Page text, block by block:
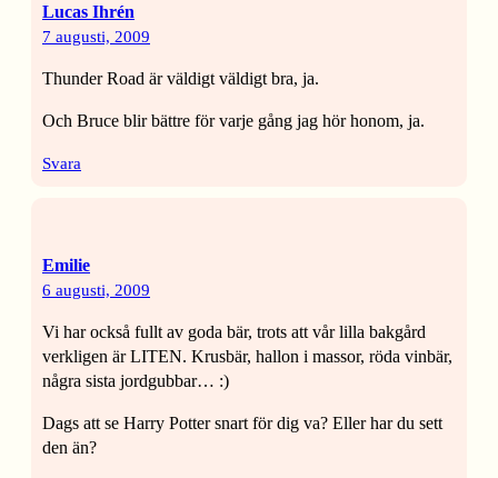
Lucas Ihrén
7 augusti, 2009
Thunder Road är väldigt väldigt bra, ja.
Och Bruce blir bättre för varje gång jag hör honom, ja.
Svara
Emilie
6 augusti, 2009
Vi har också fullt av goda bär, trots att vår lilla bakgård
verkligen är LITEN. Krusbär, hallon i massor, röda vinbär,
några sista jordgubbar… :)
Dags att se Harry Potter snart för dig va? Eller har du sett
den än?